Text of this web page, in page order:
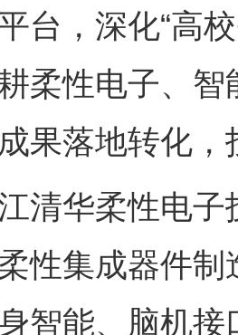
台，深化“高
柔性电子、
果落地转化
华柔性电子
性集成器件
智能、脑机